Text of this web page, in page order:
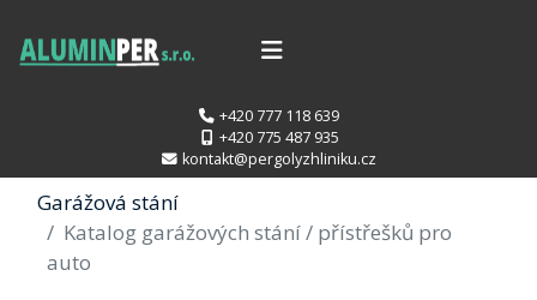
+420 777 118 639
+420 775 487 935
kontakt@pergolyzhliniku.cz
Garážová stání
Katalog garážových stání / přístřešků pro
auto